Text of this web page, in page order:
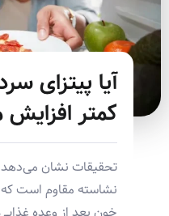
آیا پیتزای
کمتر
تحقیقات نشان می‌دهد
نشاسته مقاوم است